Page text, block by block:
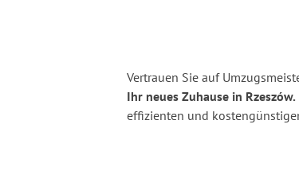
Vertrauen Sie auf
Ihr neues Zuhause in Rzeszów.
effizienten und